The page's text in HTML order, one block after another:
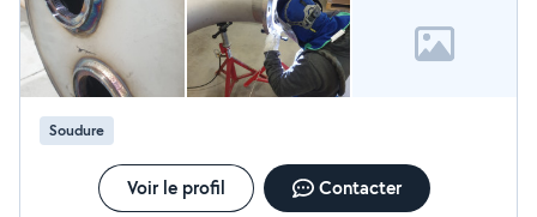
Soudure
Voir le profil Contacter